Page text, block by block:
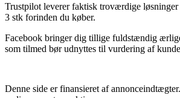
Trustpilot leverer faktisk troværdige løsninger
3 stk forinden du køber.
Facebook bringer dig tillige fuldstændig
som tilmed bør udnyttes til vurdering af
Denne side er finansieret af